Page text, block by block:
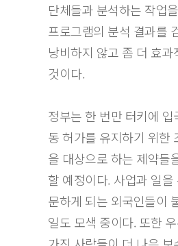
단체들과 분석하는 작업
프로그램의 분석 결과를
낭비하지 않고 좀 더 효
것이다.
정부는 한 번만 터키에
동 허가를 유지하기 위한
을 대상으로 하는 제약들
할 예정이다. 사업과 일
문하게 되는 외국인들이
일도 모색 중이다. 또한